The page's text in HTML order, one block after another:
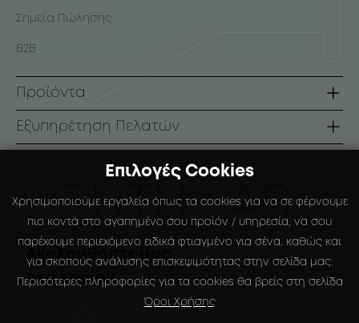
ΥOUTH LAB.
Ακολουθήστε μας
στα social!
Σημεία Πώλησης
B2B
Προϊόντα
Σειρές
Πρόσωπο
Ειδικές Συσκευάσιες
Εξυπηρέτηση Πελατών
Τρόποι Αποστολής
Πολιτική Επιστροφών
Ο Λογαριασμός μου
Επιλογές Cookies
Χρησιμοποιούμε εργαλεία όπως τα cookies για να σε φέρνουμε
πιο κοντά στο αγαπημένο σου προϊόν / υπηρεσία, να σου
παρέχουμε περιεχόμενο ειδικά φτιαγμένο για σένα, καθώς και
για σκοπούς ανάλυσης επισκεψιμότητας στην σελίδα μας.
Περισότερες πληροφορίες για τα cookies θα βρείς στη σελίδα
Όροι Χρήσης